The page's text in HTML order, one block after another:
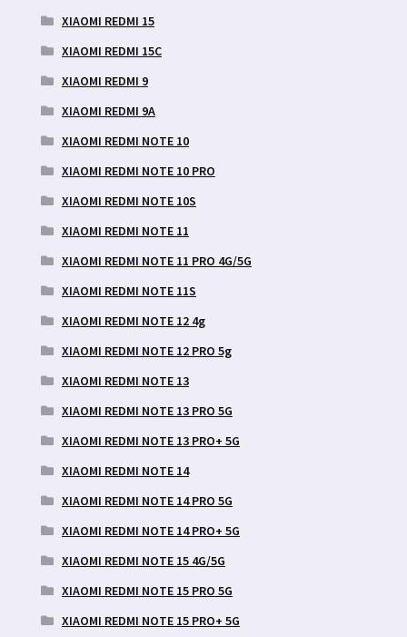
XIAOMI REDMI 15
XIAOMI REDMI 15C
XIAOMI REDMI 9
XIAOMI REDMI 9A
XIAOMI REDMI NOTE 10
XIAOMI REDMI NOTE 10 PRO
XIAOMI REDMI NOTE 10S
XIAOMI REDMI NOTE 11
XIAOMI REDMI NOTE 11 PRO 4G/5G
XIAOMI REDMI NOTE 11S
XIAOMI REDMI NOTE 12 4g
XIAOMI REDMI NOTE 12 PRO 5g
XIAOMI REDMI NOTE 13
XIAOMI REDMI NOTE 13 PRO 5G
XIAOMI REDMI NOTE 13 PRO+ 5G
XIAOMI REDMI NOTE 14
XIAOMI REDMI NOTE 14 PRO 5G
XIAOMI REDMI NOTE 14 PRO+ 5G
XIAOMI REDMI NOTE 15 4G/5G
XIAOMI REDMI NOTE 15 PRO 5G
XIAOMI REDMI NOTE 15 PRO+ 5G